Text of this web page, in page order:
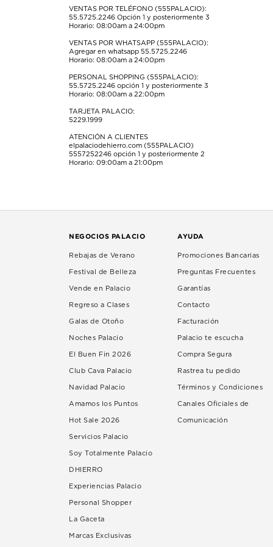
formularioformulario
de
formulario
de
formulario
de
formulario
de
envío.
VENTAS POR TELÉFONO (555PALACIO):
55.5725.2246 Opción 1 y posteriormente 3
Horario: 08:00am a 24:00pm
VENTAS POR WHATSAPP (555PALACIO):
Agregar en whatsapp 55.5725.2246
Horario: 08:00am a 24:00pm
PERSONAL SHOPPING (555PALACIO):
55.5725.2246 opción 1 y posteriormente 3
Horario: 08:00am a 22:00pm
TARJETA PALACIO:
5229.1999
ATENCIÓN A CLIENTES
elpalaciodehierro.com (555PALACIO)
5557252246 opción 1 y posteriormente 2
Horario: 09:00am a 21:00pm
NEGOCIOS PALACIO
Rebajas de Verano
Festival de Belleza
Vende en Palacio
Regreso a Clases
Galas de Otoño
Noches Palacio
El Buen Fin 2026
Club Cava Palacio
Navidad Palacio
Amamos los Puntos
Hot Sale 2026
Servicios Palacio
Soy Totalmente Palacio
DHIERRO
Experiencias Palacio
Personal Shopper
La Gaceta
Marcas Exclusivas
AYUDA
Promociones Bancarias
Preguntas Frecuentes
Garantías
Contacto
Facturación
Palacio te escucha
Compra Segura
Rastrea tu pedido
Términos y Condiciones
Canales Oficiales de
Comunicación